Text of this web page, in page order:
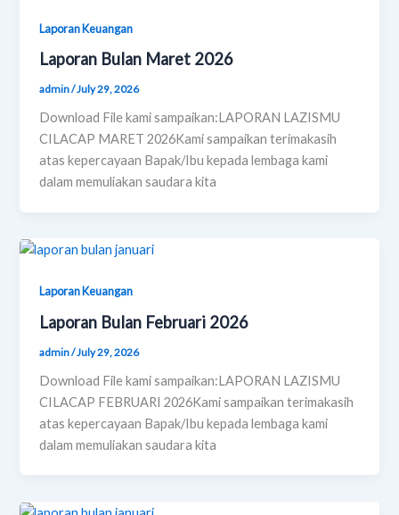
Laporan Keuangan
Laporan Bulan Maret 2026
admin/July 29, 2026
Download File kami sampaikan:LAPORAN LAZISMU
CILACAP MARET 2026Kami sampaikan terimakasih
atas kepercayaan Bapak/Ibu kepada lembaga kami
dalam memuliakan saudara kita
Laporan Keuangan
Laporan Bulan Februari 2026
admin/July 29, 2026
Download File kami sampaikan:LAPORAN LAZISMU
CILACAP FEBRUARI 2026Kami sampaikan terimakasih
atas kepercayaan Bapak/Ibu kepada lembaga kami
dalam memuliakan saudara kita